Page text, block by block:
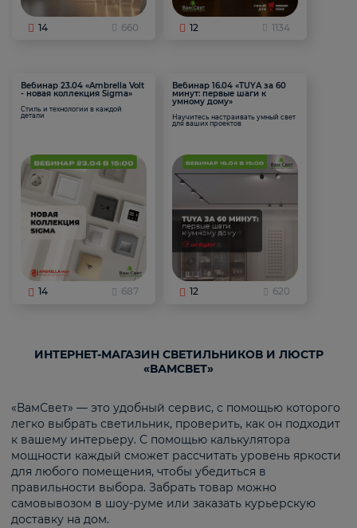
14 660 12 1134
Вебинар 23.04 «Ambrella Volt
- новая коллекция Sigma»
Стиль и технологии в каждой
детали
14 687
Вебинар 16.04 «TUYA за 60
минут: первые шаги к
умному дому»
Научитесь настраивать умный свет
для ваших проектов
12 620
ИНТЕРНЕТ-МАГАЗИН СВЕТИЛЬНИКОВ И ЛЮСТР
«ВАМСВЕТ»
«ВамСвет» — это удобный сервис, с помощью которого
легко выбрать светильник, проверить, как он подходит
к вашему интерьеру. С помощью калькулятора
мощности каждый сможет рассчитать уровень яркости
для любого помещения, чтобы убедиться в
правильности выбора. Забрать товар можно
самовывозом в шоу-руме или заказать курьерскую
доставку на дом.